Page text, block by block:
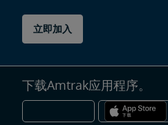
艺术与文化
Acela地
区
容
接
在New York City灯火辉煌的百老汇大街
DC的国家肖像美术馆欣赏艺术家的杰
立即加入
下载Amtrak应用程序。